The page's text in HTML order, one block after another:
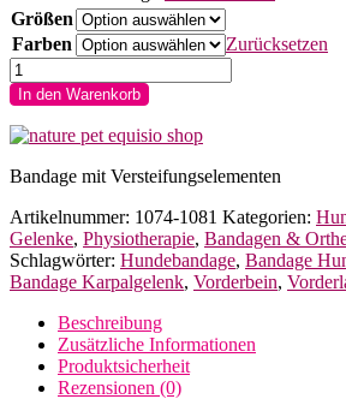
Größen
Farben
Zurücksetzen
Nature
Pet
Medium
Bandage
Karpalgelenk
In den Warenkorb
Bandage mit Versteifungselementen
Artikelnummer: 1074-1081 Kategorien:
Gelenke, Physiotherapie, Bandagen &
Schlagwörter: Hundebandage, Bandage
Bandage Karpalgelenk, Vorderbein,
Beschreibung
Zusätzliche Informationen
Produktsicherheit
Rezensionen (0)